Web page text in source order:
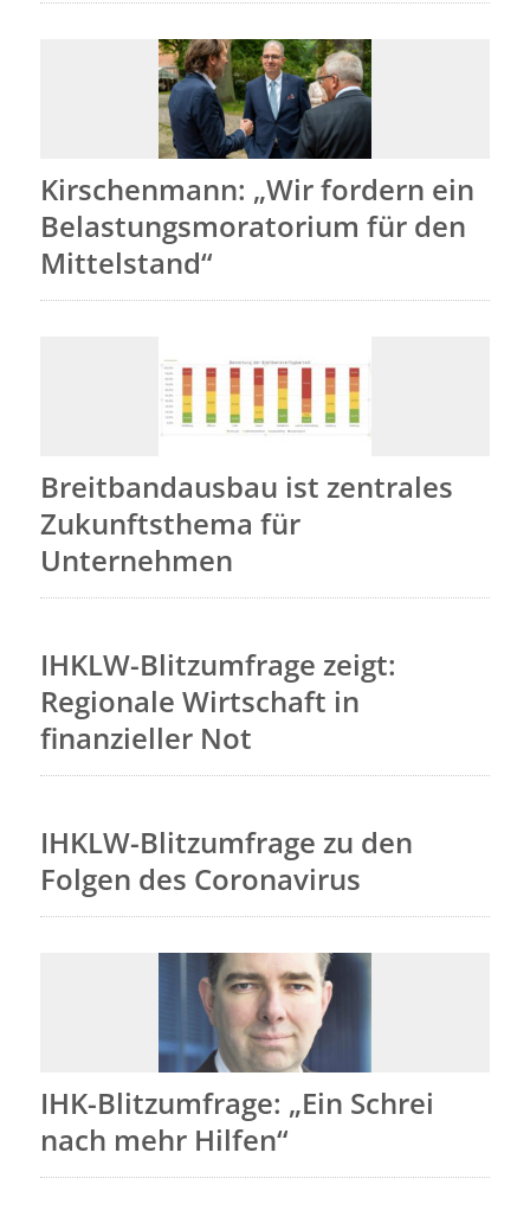
Kirschenmann: „Wir fordern ein
Belastungsmoratorium für den
Mittelstand“
Breitbandausbau ist zentrales
Zukunftsthema für
Unternehmen
IHKLW-Blitzumfrage zeigt:
Regionale Wirtschaft in
finanzieller Not
IHKLW-Blitzumfrage zu den
Folgen des Coronavirus
IHK-Blitzumfrage: „Ein Schrei
nach mehr Hilfen“